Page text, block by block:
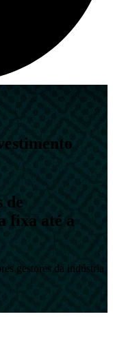
de
fixa até a
gestores da indústria